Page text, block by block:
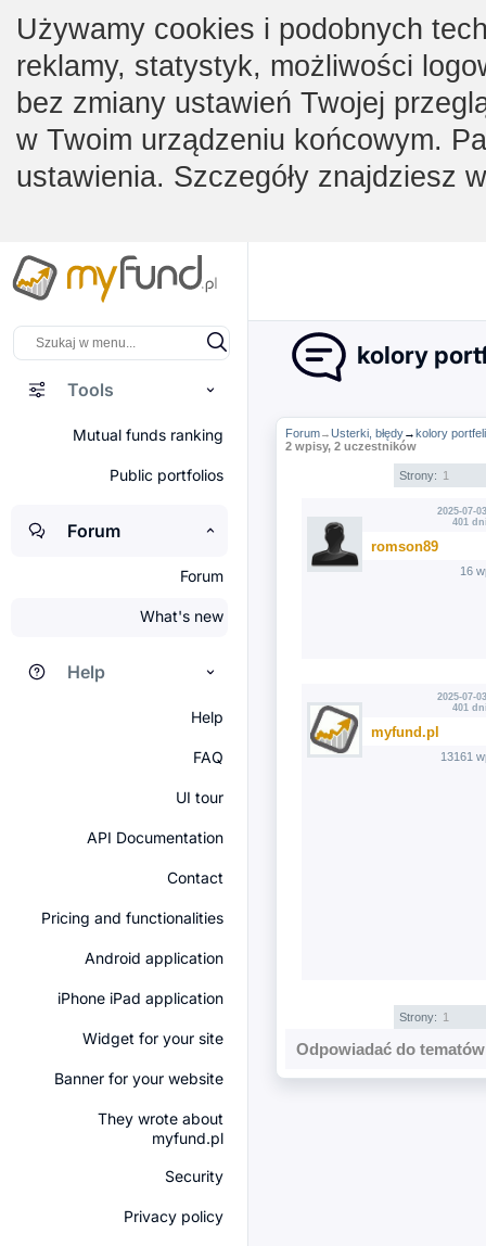
Używamy cookies i podobnych
reklamy, statystyk, możliwości
bez zmiany ustawień Twojej
w Twoim urządzeniu końcowym.
ustawienia. Szczegóły znajdziesz
Tools
Mutual funds ranking
Public portfolios
Forum
Forum
What's new
Help
Help
FAQ
UI tour
API Documentation
Contact
Pricing and functionalities
Android application
iPhone iPad application
Widget for your site
Banner for your website
They wrote about
myfund.pl
Security
Privacy policy
kolory
Forum→Usterki, błędy→kolory
2 wpisy, 2 uczestników
Strony: 1
2025-07-
401
romson89
16
2025-07-
401
myfund.pl
13161
Strony: 1
Odpowiadać do